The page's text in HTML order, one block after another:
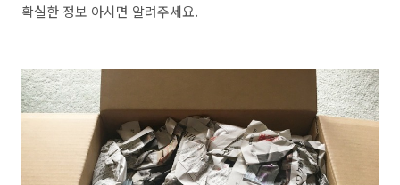
확실한 정보 아시면 알려주세요.